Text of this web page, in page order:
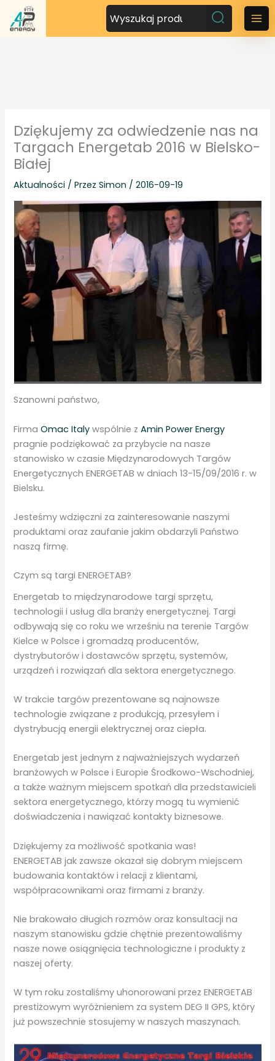
M
e
Dziękujemy za odwiedzenie nas na
Targach Energetab 2016 w Bielsko-
Białej
Aktualności / PrzezSimon /2016-09-19
Szanowni państwo,
FirmaOmac Italy wspólnie zAmin Power Energy
pragnie podziękować za przybycie na nasze
stanowisko w czasie Międzynarodowych Targów
Energetycznych ENERGETAB w dniach 13-15/09/2016 r. w
Bielsku.
Jesteśmy wdzięczni za zainteresowanie naszymi
produktami oraz zaufanie jakim obdarzyli Państwo
naszą firmę.
Czym są targi ENERGETAB?
Energetab to międzynarodowe targi sprzętu,
technologii i usług dla branży energetycznej. Targi
odbywają się co roku we wrześniu na terenie Targów
Kielce w Polsce i gromadzą producentów,
dystrybutorów i dostawców sprzętu, systemów,
urządzeń i rozwiązań dla sektora energetycznego.
W trakcie targów prezentowane są najnowsze
technologie związane z produkcją, przesyłem i
dystrybucją energii elektrycznej oraz ciepła.
Energetab jest jednym z najważniejszych wydarzeń
branżowych w Polsce i Europie Środkowo-Wschodniej,
a także ważnym miejscem spotkań dla przedstawicieli
sektora energetycznego, którzy mogą tu wymienić
doświadczenia i nawiązać kontakty biznesowe.
Dziękujemy za możliwość spotkania was!
ENERGETAB jak zawsze okazał się dobrym miejscem
budowania kontaktów i relacji z klientami,
współpracownikami oraz firmami z branży.
Nie brakowało długich rozmów oraz konsultacji na
naszym stanowisku gdzie chętnie prezentowaliśmy
nasze nowe osiągnięcia technologiczne i produkty z
naszej oferty.
W tym roku zostaliśmy uhonorowani przez ENERGETAB
prestiżowym wyróżnieniem za system DEG II GPS, który
już powszechnie stosujemy w naszych maszynach.